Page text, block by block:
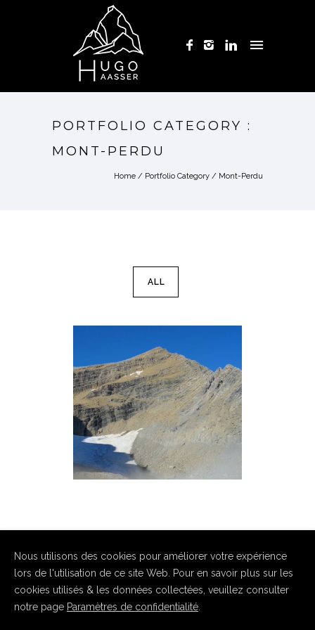
PORTFOLIO CATEGORY :
MONT-PERDU
Home / Portfolio Category / Mont-Perdu
ALL
PIC DU TAILLON (3144M)
Mont-Perdu
Nous utilisons des cookies pour améliorer votre expérience
lors de l'utilisation de ce site Web. Pour en savoir plus sur les
cookies utilisés & les données collectées, veuillez consulter
notre page Paramètres de confidentialité